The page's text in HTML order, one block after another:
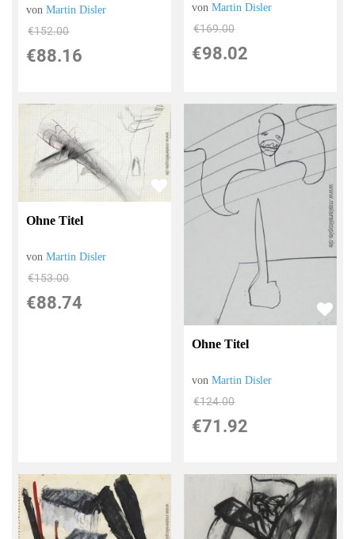
vonMartin Disler
€152.00
€88.16
vonMartin Disler
€169.00
€98.02
Ohne Titel
vonMartin Disler
€153.00
€88.74
Ohne Titel
vonMartin Disler
€124.00
€71.92